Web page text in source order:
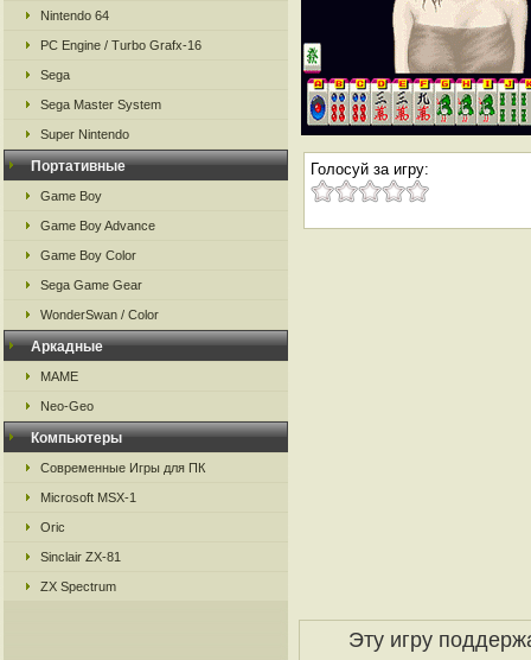
Nintendo 64
PC Engine / Turbo Grafx-16
Sega
Sega Master System
Super Nintendo
Портативные
Game Boy
Game Boy Advance
Game Boy Color
Sega Game Gear
WonderSwan / Color
Аркадные
MAME
Neo-Geo
Компьютеры
Современные Игры для ПК
Microsoft MSX-1
Oric
Sinclair ZX-81
ZX Spectrum
Голосуй за игру:
Эту игру